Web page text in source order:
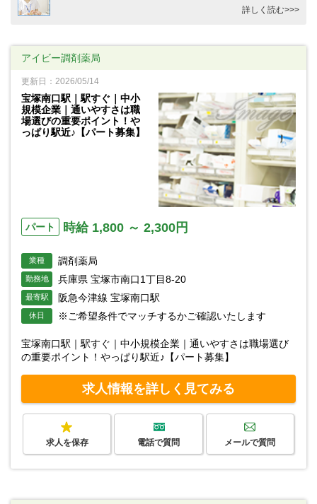
詳しく読む>>>
アイビー調剤薬局
更新日：2026/05/14
宝塚南口駅｜駅すぐ｜中小
規模企業｜通いやすさは職
場選びの重要ポイント！や
っぱり駅近♪【パート募集】
パート 時給 1,800 ～ 2,300円
業種 調剤薬局
勤務地 兵庫県 宝塚市南口1丁目8-20
最寄駅 阪急今津線 宝塚南口駅
休日 ※ご希望条件でマッチするかご確認いたします
宝塚南口駅｜駅すぐ｜中小規模企業｜通いやすさは職場選び
の重要ポイント！やっぱり駅近♪【パート募集】
求人情報を詳しく見てみる
求人を保存 電話で質問 メールで質問